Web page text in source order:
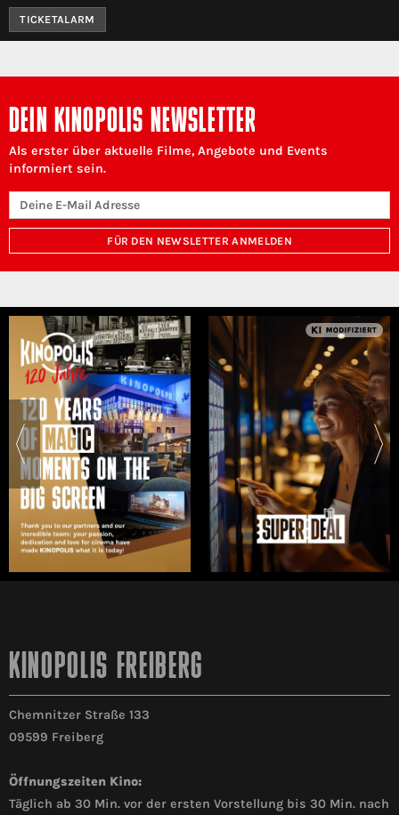
TICKETALARM
DEIN KINOPOLIS NEWSLETTER
Als erster über aktuelle Filme, Angebote und Events
informiert sein.
FÜR DEN NEWSLETTER ANMELDEN
KINOPOLIS FREIBERG
Chemnitzer Straße 133
09599 Freiberg
Öffnungszeiten Kino:
Täglich ab 30 Min. vor der ersten Vorstellung bis 30 Min. nach